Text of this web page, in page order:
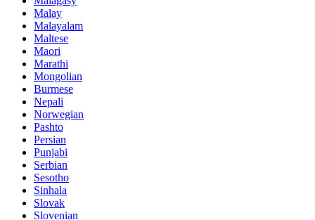
Malay
Malayalam
Maltese
Maori
Marathi
Mongolian
Burmese
Nepali
Norwegian
Pashto
Persian
Punjabi
Serbian
Sesotho
Sinhala
Slovak
Slovenian